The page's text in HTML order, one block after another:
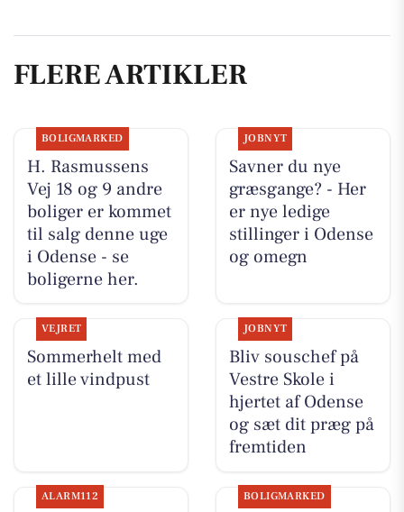
FLERE ARTIKLER
BOLIGMARKED
H. Rasmussens
Vej 18 og 9 andre
boliger er kommet
til salg denne uge
i Odense - se
boligerne her.
JOBNYT
Savner du nye
græsgange? - Her
er nye ledige
stillinger i Odense
og omegn
VEJRET
Sommerhelt med
et lille vindpust
JOBNYT
Bliv souschef på
Vestre Skole i
hjertet af Odense
og sæt dit præg på
fremtiden
ALARM112 BOLIGMARKED